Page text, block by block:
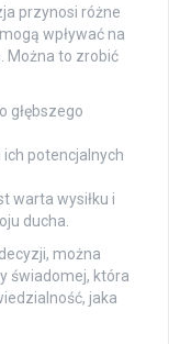
przynosi różne
wpływać na
Można to zrobić
głębszego
potencjalnych
warta wysiłku i
ducha.
można
świadomej, która
jaka